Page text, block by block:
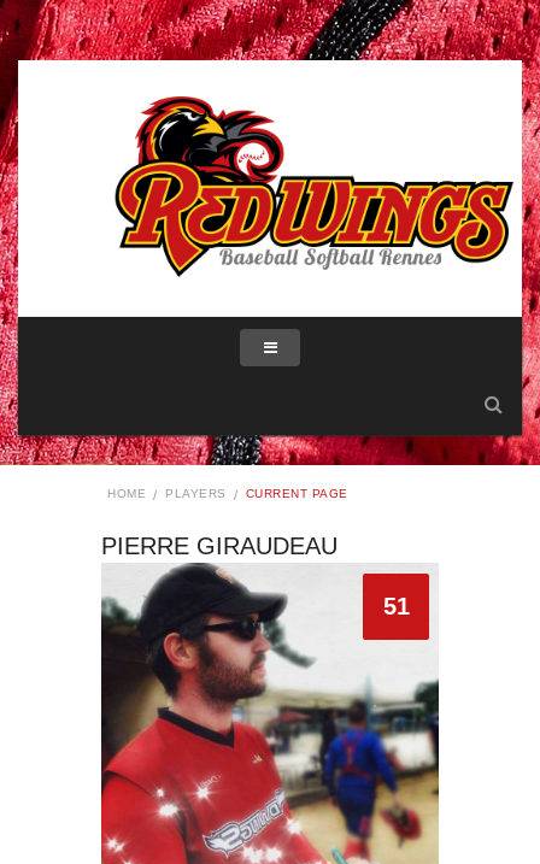
HOME PLAYERS CURRENT PAGE
PIERRE GIRAUDEAU
51